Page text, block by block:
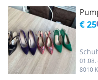
€ 25
01.08.
8010